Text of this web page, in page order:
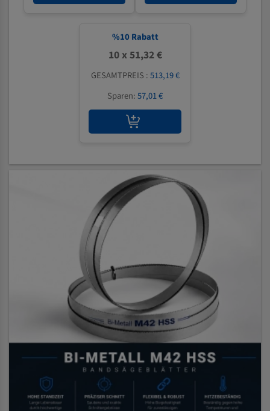
%10 Rabatt
10 x 51,32 €
GESAMTPREIS :513,19 €
Sparen:57,01 €